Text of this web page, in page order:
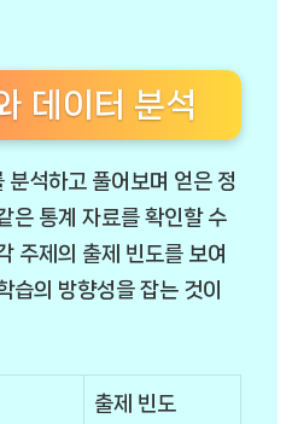
데이터 분석
분석하고 풀어보며 얻은 정
은 통계 자료를 확인할 수
주제의 출제 빈도를 보여
습의 방향성을 잡는 것이
출제 빈도